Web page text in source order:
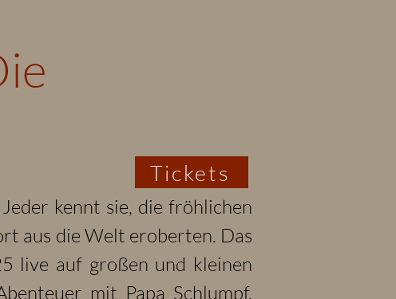
Tickets
kennt sie, die fröhlichen
aus die Welt eroberten. Das
live auf großen und kleinen
mit Papa Schlumpf,